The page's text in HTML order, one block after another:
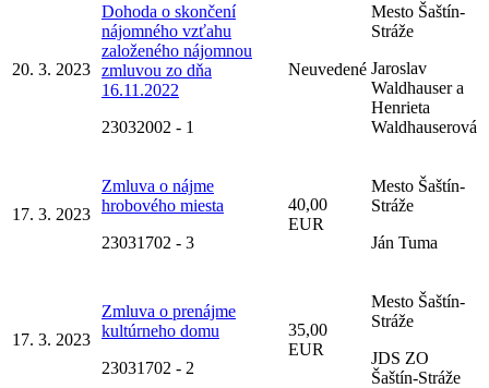
20. 3. 2023
Dohoda o skončení
nájomného vzťahu
založeného nájomnou
zmluvou zo dňa
16.11.2022
23032002 - 1
Neuvedené
Mesto Šaštín-
Stráže
Jaroslav
Waldhauser a
Henrieta
Waldhauserová
17. 3. 2023
Zmluva o nájme
hrobového miesta
23031702 - 3
40,00
EUR
Mesto Šaštín-
Stráže
Ján Tuma
17. 3. 2023
Zmluva o prenájme
kultúrneho domu
23031702 - 2
35,00
EUR
Mesto Šaštín-
Stráže
JDS ZO
Šaštín-Stráže